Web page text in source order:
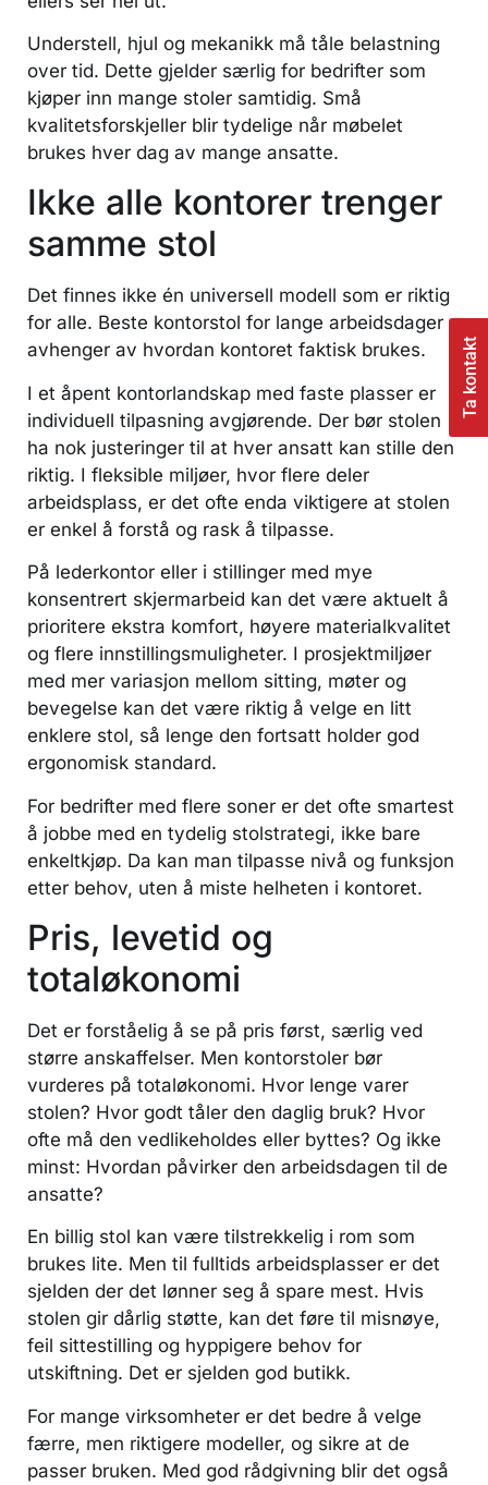
Ta kontakt
Understell, hjul og mekanikk må tåle belastning
over tid. Dette gjelder særlig for bedrifter som
kjøper inn mange stoler samtidig. Små
kvalitetsforskjeller blir tydelige når møbelet
brukes hver dag av mange ansatte.
Ikke alle kontorer trenger
samme stol
Det finnes ikke én universell modell som er riktig
for alle. Beste kontorstol for lange arbeidsdager
avhenger av hvordan kontoret faktisk brukes.
I et åpent kontorlandskap med faste plasser er
individuell tilpasning avgjørende. Der bør stolen
ha nok justeringer til at hver ansatt kan stille den
riktig. I fleksible miljøer, hvor flere deler
arbeidsplass, er det ofte enda viktigere at stolen
er enkel å forstå og rask å tilpasse.
På lederkontor eller i stillinger med mye
konsentrert skjermarbeid kan det være aktuelt å
prioritere ekstra komfort, høyere materialkvalitet
og flere innstillingsmuligheter. I prosjektmiljøer
med mer variasjon mellom sitting, møter og
bevegelse kan det være riktig å velge en litt
enklere stol, så lenge den fortsatt holder god
ergonomisk standard.
For bedrifter med flere soner er det ofte smartest
å jobbe med en tydelig stolstrategi, ikke bare
enkeltkjøp. Da kan man tilpasse nivå og funksjon
etter behov, uten å miste helheten i kontoret.
Pris, levetid og
totaløkonomi
Det er forståelig å se på pris først, særlig ved
større anskaffelser. Men kontorstoler bør
vurderes på totaløkonomi. Hvor lenge varer
stolen? Hvor godt tåler den daglig bruk? Hvor
ofte må den vedlikeholdes eller byttes? Og ikke
minst: Hvordan påvirker den arbeidsdagen til de
ansatte?
En billig stol kan være tilstrekkelig i rom som
brukes lite. Men til fulltids arbeidsplasser er det
sjelden der det lønner seg å spare mest. Hvis
stolen gir dårlig støtte, kan det føre til misnøye,
feil sittestilling og hyppigere behov for
utskiftning. Det er sjelden god butikk.
For mange virksomheter er det bedre å velge
færre, men riktigere modeller, og sikre at de
passer bruken. Med god rådgivning blir det også